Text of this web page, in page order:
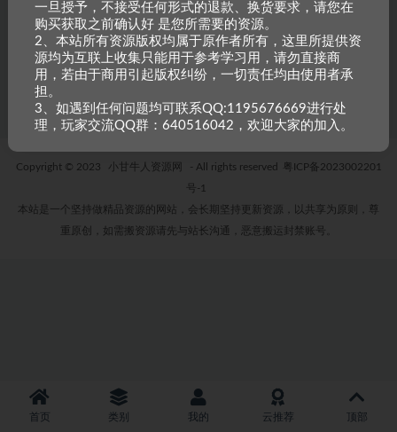
手游源码
英雄没有闪法师端VM一键单机版+手工端+安
卓+GM后台+修复闪退+教程
1 年前 6
Copyright © 2023 小甘牛人资源网 - All rights reserved
粤ICP备2023002201
号-1
本站是一个坚持做精品资源的网站，会长期坚持更新资源，以共享为原则，尊
重原创，如需搬资源请先与站长沟通，恶意搬运封禁账号。
首页 类别 我的 云推荐 顶部
一旦授予，不接受任何形式的退款、换货要求，请您在
购买获取之前确认好 是您所需要的资源。
2、本站所有资源版权均属于原作者所有，这里所提供资
源均为互联上收集只能用于参考学习用，请勿直接商
用，若由于商用引起版权纠纷，一切责任均由使用者承
担。
3、如遇到任何问题均可联系QQ:1195676669进行处
理，玩家交流QQ群：640516042，欢迎大家的加入。